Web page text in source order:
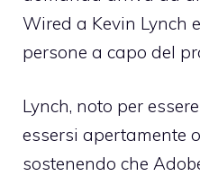
Wired a Kevin Lynch
persone a capo del
Lynch, noto per
essersi apertamente
sostenendo che